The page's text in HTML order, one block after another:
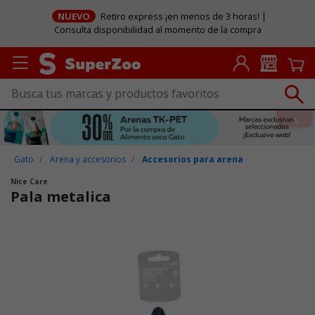
NUEVO
Retiro express ¡en menos de 3 horas! |
Consulta disponibilidad al momento de la compra
Gato Arena y accesorios Accesorios para arena
Nice Care
Pala metalica